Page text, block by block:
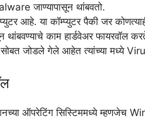
जाण्यापासून थांबवतो.
आहे. या कॉम्प्युटर पैकी जर
थांबवण्याचे काम हार्डवेअर फायरवॉल
जोडले गेले आहेत त्यांच्या मध्ये
ऑपरेटिंग सिस्टिममध्ये म्हणजेच